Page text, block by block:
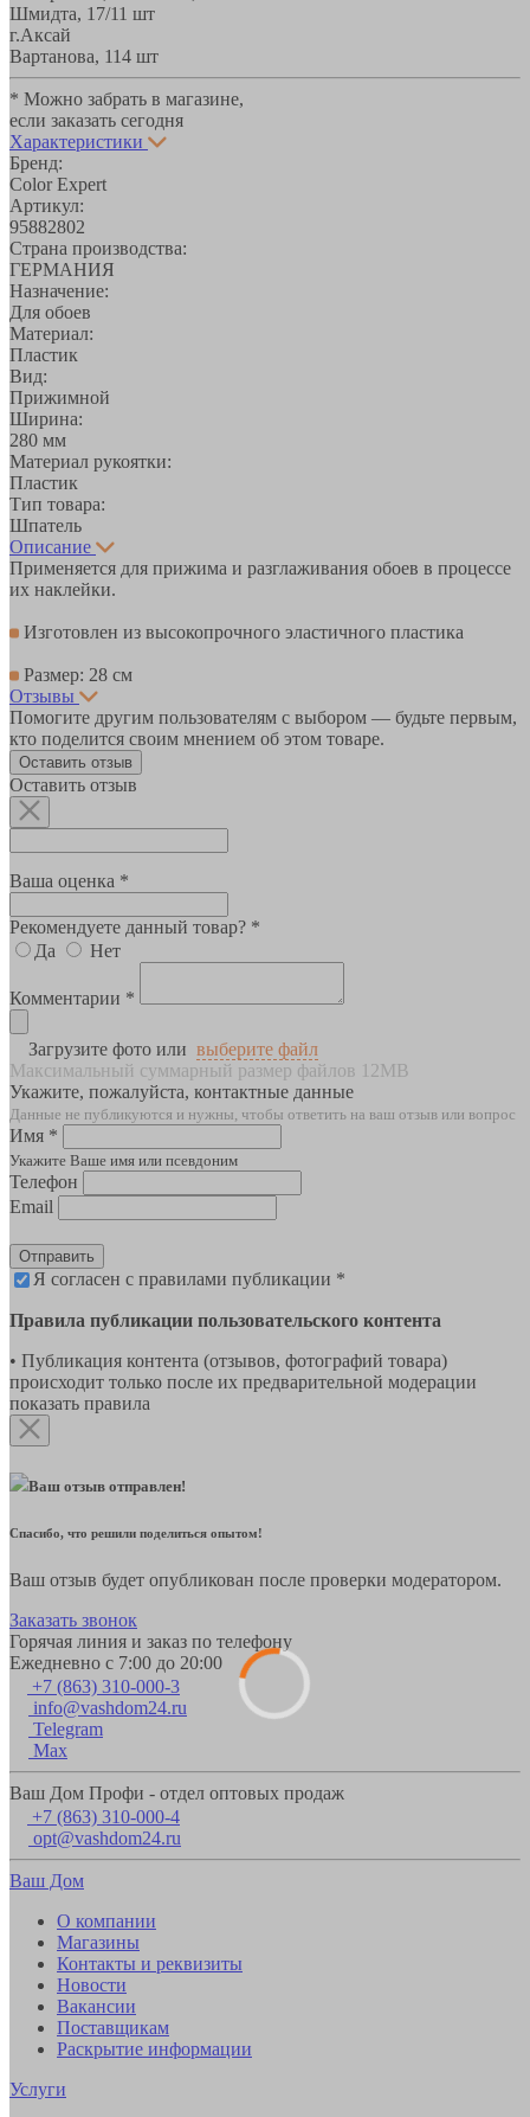
Шмидта, 17/11 шт
г.Аксай
Вартанова, 114 шт
* Можно забрать в магазине,
если заказать сегодня
Характеристики
Бренд:
Color Expert
Артикул:
95882802
Страна производства:
ГЕРМАНИЯ
Назначение:
Для обоев
Материал:
Пластик
Вид:
Прижимной
Ширина:
280 мм
Материал рукоятки:
Пластик
Тип товара:
Шпатель
Описание
Применяется для прижима и разглаживания обоев в процессе
их наклейки.
Изготовлен из высокопрочного эластичного пластика
Размер: 28 см
Отзывы
Помогите другим пользователям с выбором — будьте первым,
кто поделится своим мнением об этом товаре.
Оставить отзыв
Оставить отзыв
Ваша оценка *
Рекомендуете данный товар? *
Да
Нет
Комментарии *
Загрузите фото или выберите файл
Максимальный суммарный размер файлов 12MB
Укажите, пожалуйста, контактные данные
Данные не публикуются и нужны, чтобы ответить на ваш отзыв или вопрос
Имя *
Укажите Ваше имя или псевдоним
Телефон
Email
Отправить
Я согласен с правилами публикации *
Правила публикации пользовательского контента
• Публикация контента (отзывов, фотографий товара)
происходит только после их предварительной модерации
показать правила
Ваш отзыв отправлен!
Спасибо, что решили поделиться опытом!
Ваш отзыв будет опубликован после проверки модератором.
Заказать звонок
Горячая линия и заказ по телефону
Ежедневно с 7:00 до 20:00
+7 (863) 310-000-3
info@vashdom24.ru
Telegram
Max
Ваш Дом Профи - отдел оптовых продаж
+7 (863) 310-000-4
opt@vashdom24.ru
Ваш Дом
О компании
Магазины
Контакты и реквизиты
Новости
Вакансии
Поставщикам
Раскрытие информации
Услуги